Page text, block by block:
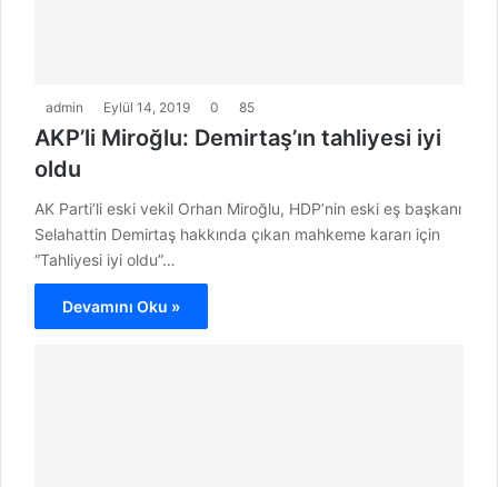
admin Eylül 14, 2019 0 85
AKP’li Miroğlu: Demirtaş’ın tahliyesi iyi
oldu
AK Parti’li eski vekil Orhan Miroğlu, HDP’nin eski eş başkanı
Selahattin Demirtaş hakkında çıkan mahkeme kararı için
“Tahliyesi iyi oldu”…
Devamını Oku »